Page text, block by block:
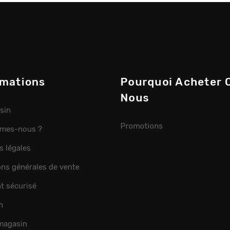
nous ?
légales
générales de vente
sécurisé
Pourquoi Acheter
Nous
Promotions